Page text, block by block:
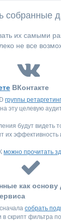
собранные
их самыми
не все
ВКонтакте
группы
на эту целевую
будут видеть
их эффективность
можно прочитать
как основу
собрать
в скрипт фильтра